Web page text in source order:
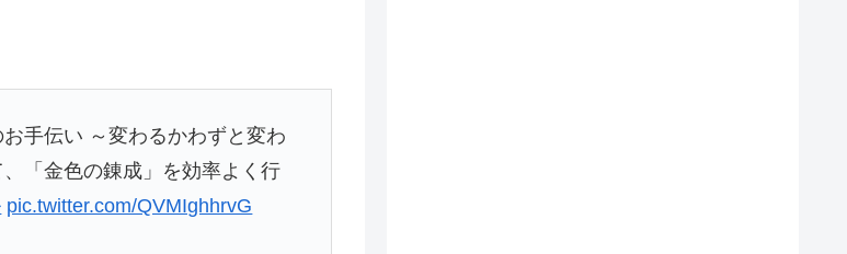
手伝い ～変わるかわずと変わ
「金色の錬成」を効率よく行
pic.twitter.com/QVMIghhrvG